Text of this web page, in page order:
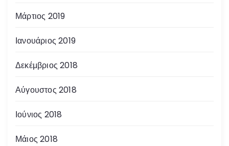
Μάρτιος 2019
Ιανουάριος 2019
Δεκέμβριος 2018
Αύγουστος 2018
Ιούνιος 2018
Μάιος 2018